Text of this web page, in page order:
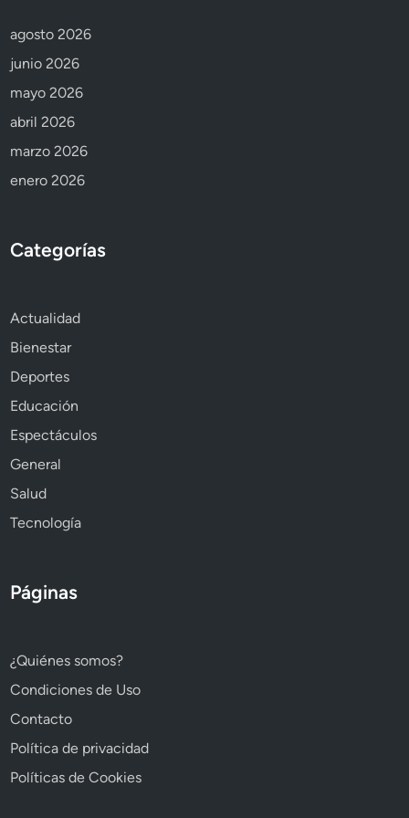
agosto 2026
junio 2026
mayo 2026
abril 2026
marzo 2026
enero 2026
Categorías
Actualidad
Bienestar
Deportes
Educación
Espectáculos
General
Salud
Tecnología
Páginas
¿Quiénes somos?
Condiciones de Uso
Contacto
Política de privacidad
Políticas de Cookies